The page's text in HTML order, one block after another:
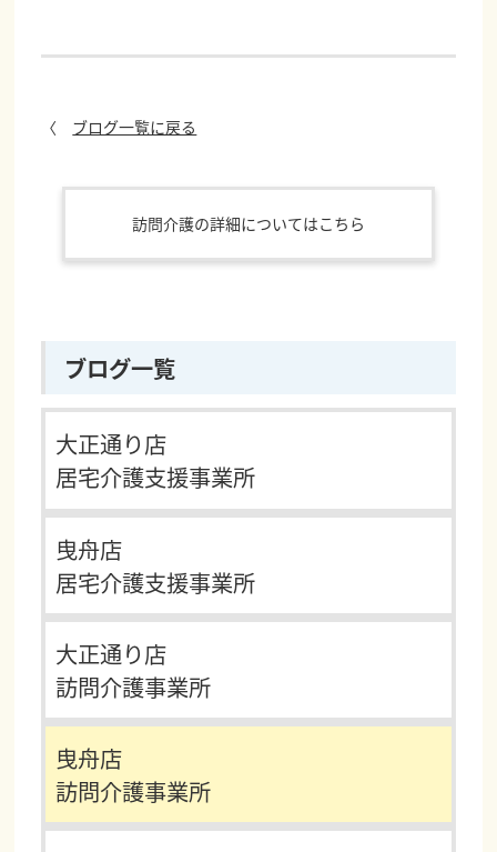
〈 ブログ一覧に戻る
訪問介護の詳細についてはこちら
ブログ一覧
大正通り店
居宅介護支援事業所
曳舟店
居宅介護支援事業所
大正通り店
訪問介護事業所
曳舟店
訪問介護事業所